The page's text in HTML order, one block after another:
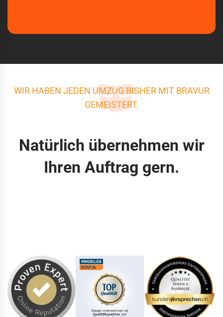
WIR HABEN JEDEN UMZUG BISHER MIT BRAVUR
GEMEISTERT.
Natürlich übernehmen wir
Ihren Auftrag gern.